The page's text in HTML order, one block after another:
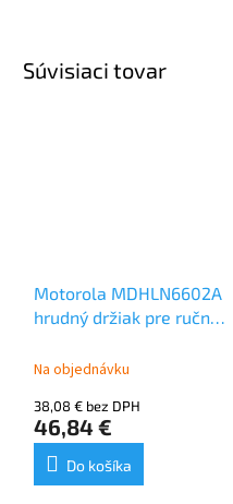
Súvisiaci tovar
Motorola MDHLN6602A
hrudný držiak pre ručné
ATEX
Na objednávku
38,08 € bez DPH
46,84 €
Do košíka